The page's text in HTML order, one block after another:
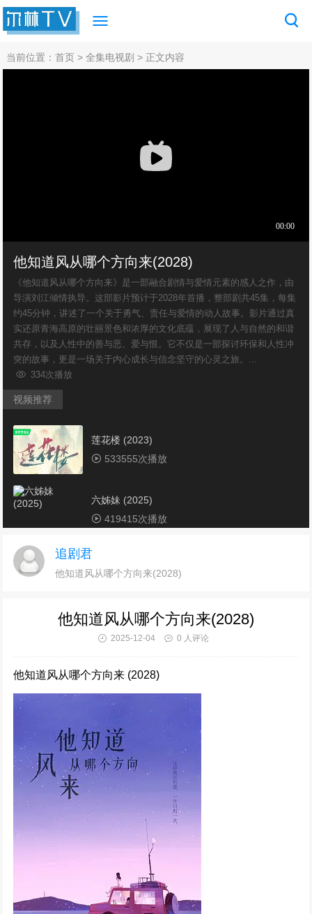
当前位置：首页 >全集电视剧 > 正文内容
他知道风从哪个方向来(2028)
《他知道风从哪个方向来》是一部融合剧情与爱情元素的感人之作，由
导演刘江倾情执导。这部影片预计于2028年首播，整部剧共45集，每集
约45分钟，讲述了一个关于勇气、责任与爱情的动人故事。影片通过真
实还原青海高原的壮丽景色和浓厚的文化底蕴，展现了人与自然的和谐
共存，以及人性中的善与恶、爱与恨。它不仅是一部探讨环保和人性冲
突的故事，更是一场关于内心成长与信念坚守的心灵之旅。...
334次播放
视频推荐
莲花楼 (2023)
533555次播放
六姊妹 (2025)
419415次播放
376895次播放
城中之城 (2024)
353933次播放
电视剧《潜伏者》1-40集全集免费在线观看下载
345444次播放
仙台有树 (2025)
323393次播放
惜花芷 (2024)
320636次播放
清明上河图密码 (2024)
310347次播放
追剧君
他知道风从哪个方向来(2028)
他知道风从哪个方向来(2028)
2025-12-04 0 人评论
他知道风从哪个方向来 (2028)